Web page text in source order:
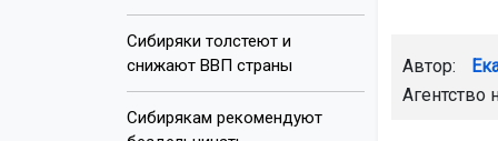
Сибиряки толстеют и
снижают ВВП страны
Сибирякам рекомендуют
Автор:
Агентство